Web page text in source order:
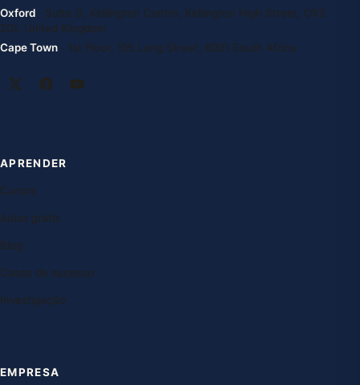
Oxford · Suite G, Kidlington Centre, Kidlington High Street, OX5
2DL United Kingdom
Cape Town · 1st Floor, 105 Long Street, 8001 South Africa
APRENDER
Cursos
Aulas grátis
Blog
Casos de sucesso
Investigação
EMPRESA